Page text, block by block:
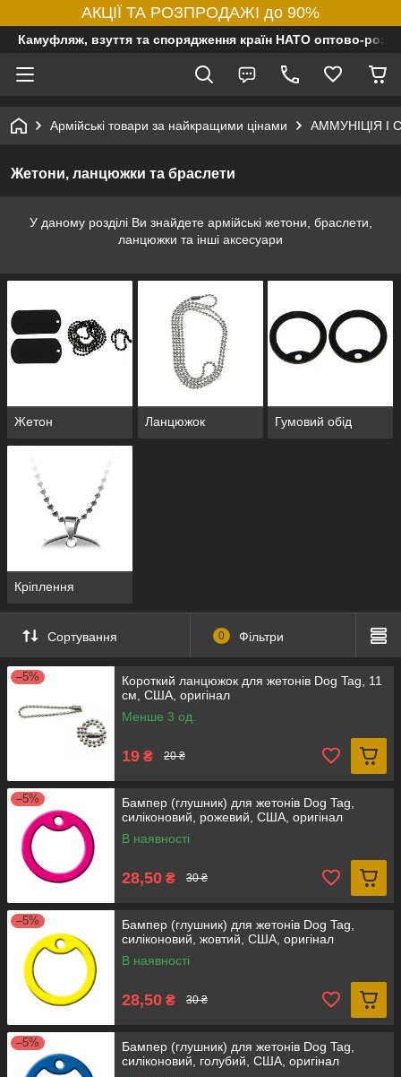
АКЦІЇ ТА РОЗПРОДАЖІ до 90%
Камуфляж, взуття та спорядження країн НАТО оптово-
Армійські товари за найкращими цінами АММУНІЦІЯ І
Жетони, ланцюжки та браслети
У даному розділі Ви знайдете армійські жетони, браслети,
ланцюжки та інші аксесуари
Жетон Ланцюжок Гумовий обід
Кріплення
Сортування 0 Фільтри
–5%
Короткий ланцюжок для жетонів Dog Tag, 11
см, США, оригінал
Менше 3 од.
19 ₴ 20 ₴
–5%
Бампер (глушник) для жетонів Dog Tag,
силіконовий, рожевий, США, оригінал
В наявності
28,50 ₴ 30 ₴
–5%
Бампер (глушник) для жетонів Dog Tag,
силіконовий, жовтий, США, оригінал
В наявності
28,50 ₴ 30 ₴
–5%
Бампер (глушник) для жетонів Dog Tag,
силіконовий, голубий, США, оригінал